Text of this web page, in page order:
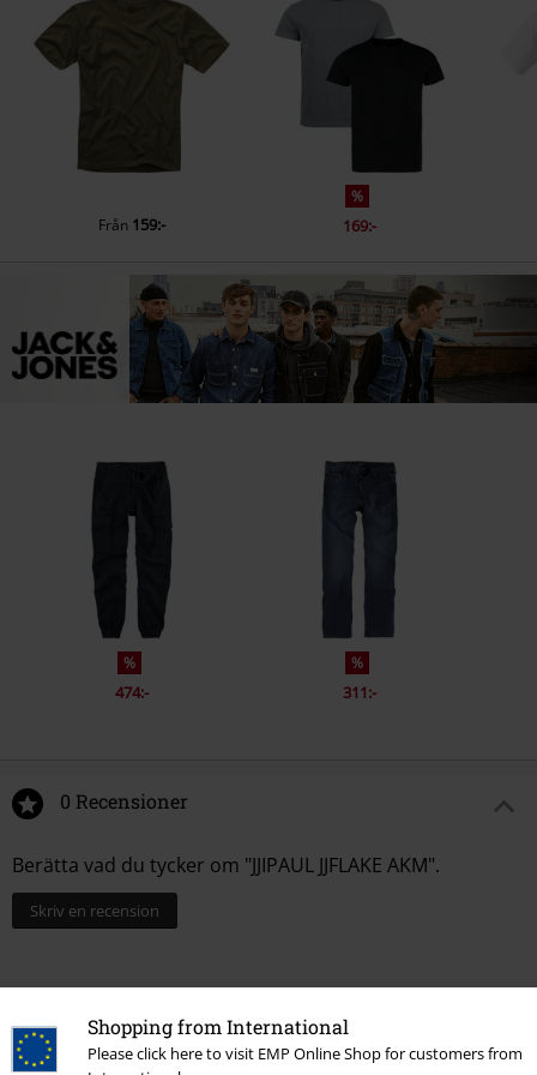
Shopping from International
Please click here to visit EMP Online Shop for customers from
Från 159:-
%
169:-
%
474:-
%
311:-
0 Recensioner
Berätta vad du tycker om "JJIPAUL JJFLAKE AKM".
Skriv en recension